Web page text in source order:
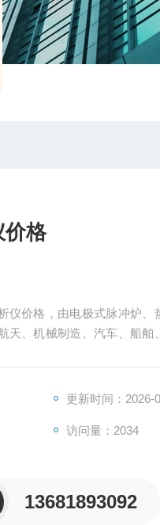
价格
仪价格，由电极式脉冲炉、
天、机械制造、汽车、船舶
更新时间：2026-
访问量：2034
13681893092